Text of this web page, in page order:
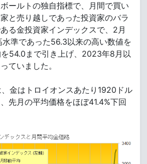
ールトの独自指標で、月間で買い
と売り越しであった投資家のバラ
る金投資家インデックスで、2月
準であった56.3以来の高い数値を
54.0まで引き上げ、2023年8月以
ていました。
金はトロイオンスあたり1920ドル
先月の平均価格をほぼ41.4%下回